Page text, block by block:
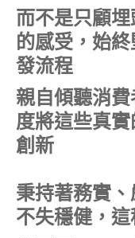
而不是只顧
的感受，始
發流程
親自傾聽消
度將這些真
創新
秉持著務實
不失穩健，